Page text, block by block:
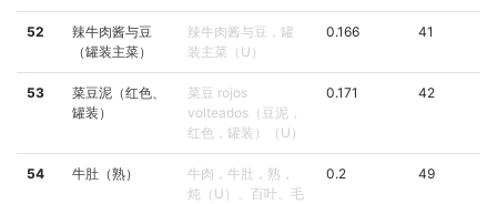
52
辣牛肉酱与豆
（罐装主菜）
辣牛肉酱与豆，罐
装主菜（U）
0.166 41
53
菜豆泥（红色、
罐装）
菜豆 rojos
volteados（豆泥，
红色，罐装）（U）
0.171 42
54 牛肚（熟）
牛肉，牛肚，熟，
炖（U）、百叶、毛
0.2 49